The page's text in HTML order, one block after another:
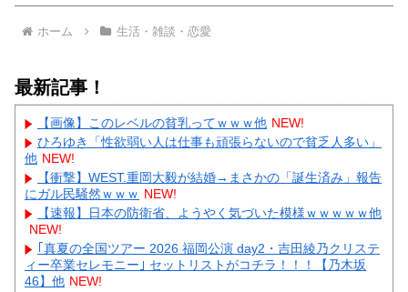
ホーム 生活・雑談・恋愛
最新記事！
【画像】このレベルの貧乳ってｗｗｗ他 NEW!
ひろゆき「性欲弱い人は仕事も頑張らないので貧乏人多い」
他 NEW!
【衝撃】WEST.重岡大毅が結婚→まさかの「誕生済み」報告
にガル民騒然ｗｗｗ NEW!
【速報】日本の防衛省、ようやく気づいた模様ｗｗｗｗｗ他
NEW!
｢真夏の全国ツアー 2026 福岡公演 day2・吉田綾乃クリステ
ィー卒業セレモニー｣ セットリストがコチラ！！！【乃木坂
46】他 NEW!